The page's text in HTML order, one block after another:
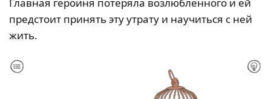
предстоит принять эту утрату и научиться с ней
жить.